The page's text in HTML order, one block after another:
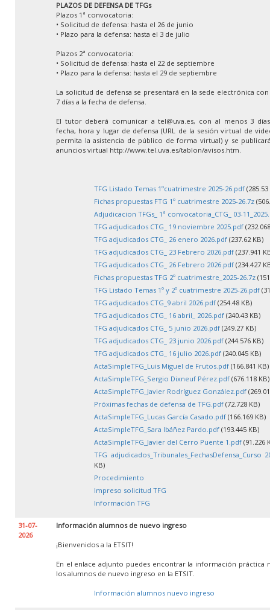
PLAZOS DE DEFENSA DE TFGs
Plazos 1ª convocatoria:
• Solicitud de defensa: hasta el 26 de junio
• Plazo para la defensa: hasta el 3 de julio
Plazos 2ª convocatoria:
• Solicitud de defensa: hasta el 22 de septiembre
• Plazo para la defensa: hasta el 29 de septiembre
La solicitud de defensa se presentará en la sede electrónica
7 días a la fecha de defensa.
El tutor deberá comunicar a tel@uva.es, con al menos 3
fecha, hora y lugar de defensa (URL de la sesión virtual de
permita la asistencia de público de forma virtual) y se
anuncios virtual http://www.tel.uva.es/tablon/avisos.htm.
TFG Listado Temas 1ºcuatrimestre 2025-26.pdf (285.53
Fichas propuestas FTG 1º cuatrimestre 2025-26.7z
Adjudicacion TFGs_ 1ª convocatoria_CTG_ 03-
TFG adjudicados CTG_ 19 noviembre 2025.pdf
TFG adjudicados CTG_ 26 enero 2026.pdf (237.62 KB)
TFG adjudicados CTG_ 23 Febrero 2026.pdf (237.941
TFG adjudicados CTG_ 26 Febrero 2026.pdf (234.427
Fichas propuestas TFG 2º cuatrimestre_2025-26.7z
TFG Listado Temas 1º y 2º cuatrimestre 2025-26.pdf
TFG adjudicados CTG_9 abril 2026.pdf (254.48 KB)
TFG adjudicados CTG_ 16 abril_ 2026.pdf (240.43 KB)
TFG adjudicados CTG_ 5 junio 2026.pdf (249.27 KB)
TFG adjudicados CTG_ 23 junio 2026.pdf (244.576 KB)
TFG adjudicados CTG_ 16 julio 2026.pdf (240.045 KB)
ActaSimpleTFG_Luis Miguel de Frutos.pdf (166.841 KB)
ActaSimpleTFG_Sergio Dixneuf Pérez.pdf (676.118 KB)
ActaSimpleTFG_Javier Rodríguez González.pdf
Próximas fechas de defensa de TFG.pdf (72.728 KB)
ActaSimpleTFG_Lucas García Casado.pdf (166.169 KB)
ActaSimpleTFG_Sara Ibáñez Pardo.pdf (193.445 KB)
ActaSimpleTFG_Javier del Cerro Puente 1.pdf (91.226
TFG adjudicados_Tribunales_FechasDefensa_Curso
KB)
Procedimiento
Impreso solicitud TFG
Información TFG
31-07-
2026
Información alumnos de nuevo ingreso
¡Bienvenidos a la ETSIT!
En el enlace adjunto puedes encontrar la información práctica
los alumnos de nuevo ingreso en la ETSIT.
Información alumnos nuevo ingreso